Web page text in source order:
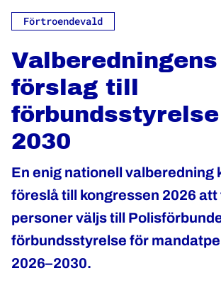
Förtroendevald
Valberedningens
förslag till
förbundsstyrelse
2030
En enig nationell valberedning
föreslå till kongressen 2026 att
personer väljs till
förbundsstyrelse för
2026–2030.